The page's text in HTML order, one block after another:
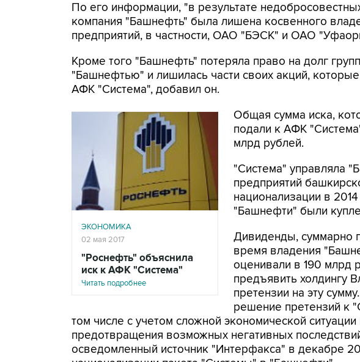
По его информации, "в результате
компания "Башнефть" была лишена косвенного
предприятий, в частности, ОАО "БЭСК" и ОАО
Кроме того "Башнефть" потеряла право на долг
"Башнефтью" и лишилась части своих акций,
АФК "Система", добавил он.
ЭКОНОМИКА
02 мая 2017
"Роснефть" объяснила
иск к АФК "Система"
Читать подробнее
Общая сумма иска,
подали к АФК
млрд рублей.
"Система" управляла
предприятий
национализации в
"Башнефти" были
Дивиденды, суммарно
время владения
оценивали в 190 млрд
предъявить холдингу
претензии на эту
решение претензий к
том числе с учетом сложной экономической
предотвращения возможных негативных
осведомленный источник "Интерфакса" в декабре